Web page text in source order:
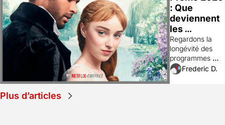
revient en
baisse.
: Que
deviennent
les
programmes
Netflix
Originals de
2020 5 ans
Regardons la
longévité des
programmes
Netflix sur la
durée avec cette
Frederic D.
Plus d’articles